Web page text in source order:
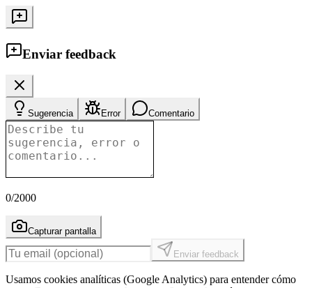
Enviar feedback
Sugerencia Error Comentario
0/2000
Capturar pantalla
Enviar feedback
Usamos cookies analíticas (Google Analytics) para entender cómo